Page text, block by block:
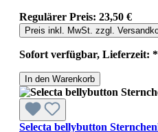
Regulärer Preis: 23,50 €
Preis inkl. MwSt. zzgl.
Sofort verfügbar, Lieferzeit:
In den Warenkorb
Selecta bellybutton